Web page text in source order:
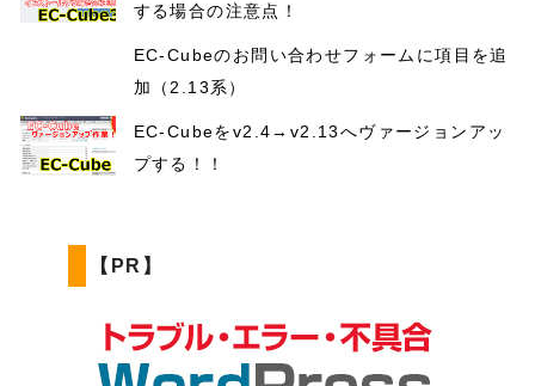
する場合の注意点！
EC-Cubeのお問い合わせフォームに項目を追
加（2.13系）
EC-Cubeをv2.4→v2.13へヴァージョンアッ
プする！！
【PR】